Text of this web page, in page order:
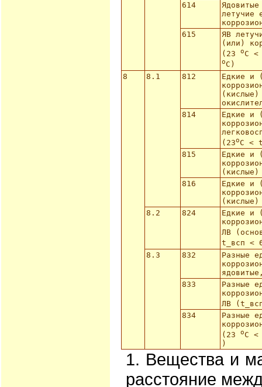
614
летучие
615
ЯВ
(или)
(23 oС <
oС)
8
8.1 812
Едкие и
(кислые)
814
Едкие и
(23oС <
815
Едкие и
(кислые)
816
Едкие и
(кислые)
8.2
824
Едкие и
ЛВ
t_всп <
8.3
832
Разные
833
Разные
ЛВ
834
Разные
(23 oС <
)
1. Вещества и
расстояние